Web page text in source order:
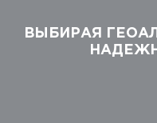
ВЫБИРАЯ